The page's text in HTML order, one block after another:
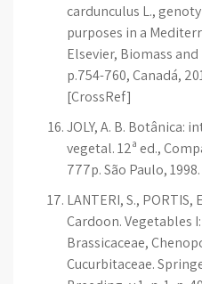
cardunculus L.,
purposes in a
Elsevier, Biomass
p.754-760, Canadá,
[CrossRef]
JOLY, A. B. Botânica:
vegetal. 12ª ed.,
777p. São Paulo,
LANTERI, S.,
Cardoon. Vegetables
Brassicaceae,
Cucurbitaceae.